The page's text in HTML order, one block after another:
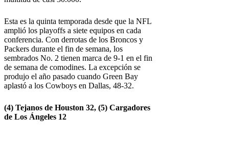
Esta es la quinta temporada desde que la NFL
amplió los playoffs a siete equipos en cada
conferencia. Con derrotas de los Broncos y
Packers durante el fin de semana, los
sembrados No. 2 tienen marca de 9-1 en el fin
de semana de comodines. La excepción se
produjo el año pasado cuando Green Bay
aplastó a los Cowboys en Dallas, 48-32.
(4) Tejanos de Houston 32, (5) Cargadores
de Los Ángeles 12